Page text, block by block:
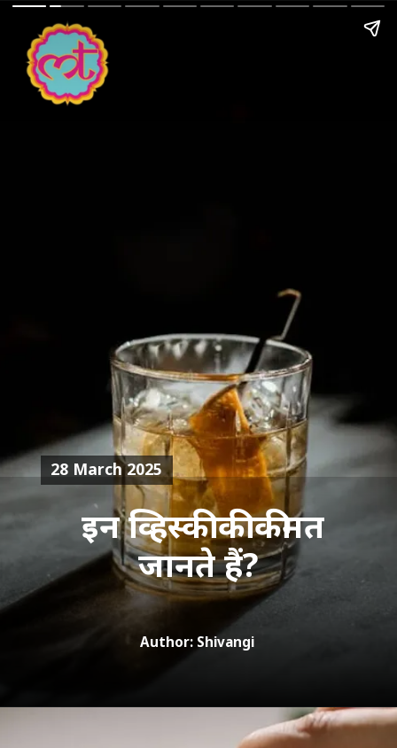
इन व्हिस्की की कीमत
जानते हैं?
28 March 2025
Author: Shivangi